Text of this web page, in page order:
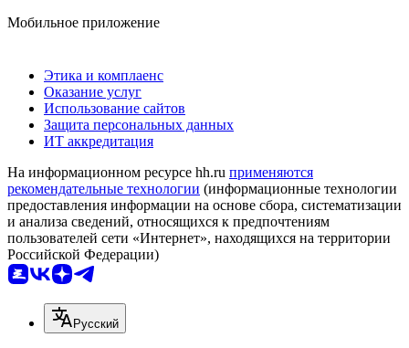
Мобильное приложение
Этика и комплаенс
Оказание услуг
Использование сайтов
Защита персональных данных
ИТ аккредитация
На информационном ресурсе hh.ru применяются
рекомендательные технологии (информационные технологии
предоставления информации на основе сбора, систематизации
и анализа сведений, относящихся к предпочтениям
пользователей сети «Интернет», находящихся на территории
Российской Федерации)
Русский